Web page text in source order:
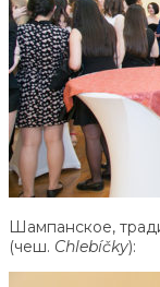
Шампанское,
(чеш. Chlebíčky):